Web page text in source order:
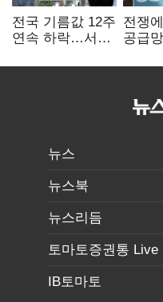
전국 기름값 12주
연속 하락…서울
전쟁
공급망
정유,
뉴스
뉴스북
뉴스리듬
토마토증권통 Live
IB토마토